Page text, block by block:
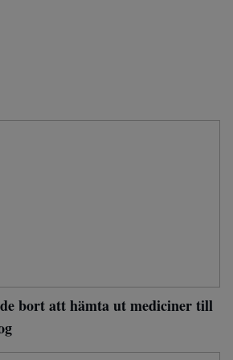
bort att hämta ut mediciner till